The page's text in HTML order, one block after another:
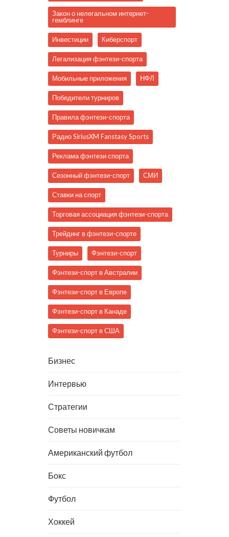
Закон о нелегальном интернет-
гемблинге
Инвестиции Киберспорт
Легализация фэнтези-спорта
Мобильные приложения НФЛ
Победители турниров
Правила фэнтези-спорта
Радио SiriusXM Fanstasy Sports
Реклама фэнтези спорта
Сезонный фэнтези-спорт СМИ
Ставки на спорт
Торговая ассоциация фэнтези-спорта
Трейдинг в фэнтези-спорте
Турниры Фэнтези-спорт
Фэнтези-спорт в Австралии
Фэнтези-спорт в Европе
Фэнтези-спорт в Канаде
Фэнтези-спорт в США
Бизнес
Интервью
Стратегии
Советы новичкам
Американский футбол
Бокс
Футбол
Хоккей